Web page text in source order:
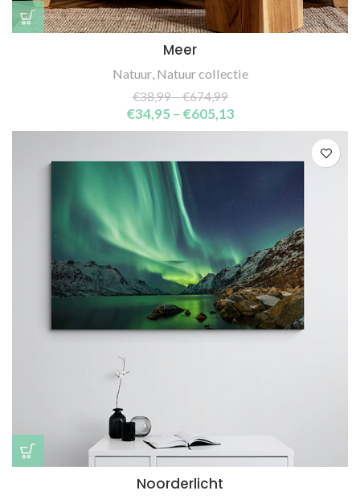
Meer
Natuur, Natuur collectie
€38,99–€674,99
€34,95 – €605,13
Noorderlicht